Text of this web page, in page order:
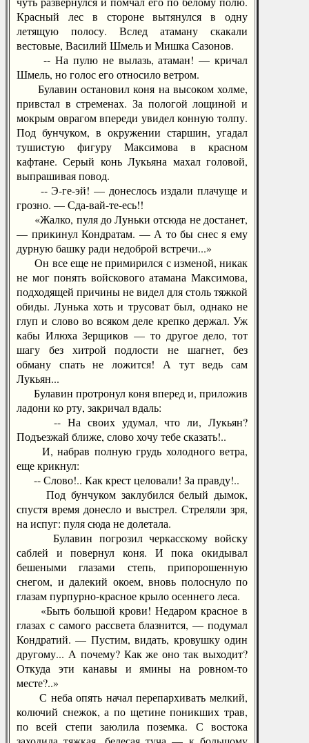
Красный лес в стороне вытянулся в одну
летящую полосу. Вслед атаману скакали
вестовые, Василий Шмель и Мишка Сазонов.
-- На пулю не вылазь, атаман! — кричал
Шмель, но голос его относило ветром.
Булавин остановил коня на высоком холме,
привстал в стременах. За пологой лощиной и
мокрым оврагом впереди увидел конную толпу.
Под бунчуком, в окружении старшин, угадал
тушистую фигуру Максимова в красном
кафтане. Серый конь Лукьяна махал головой,
выпрашивая повод.
-- Э-ге-эй! — донеслось издали плачуще и
грозно. — Сда-вай-те-есь!!
«Жалко, пуля до Луньки отсюда не достанет,
— прикинул Кондратам. — А то бы снес я ему
дурную башку ради недоброй встречи...»
Он все еще не примирился с изменой, никак
не мог понять войскового атамана Максимова,
подходящей причины не видел для столь тяжкой
обиды. Лунька хоть и трусоват был, однако не
глуп и слово во всяком деле крепко держал. Уж
кабы Илюха Зерщиков — то другое дело, тот
шагу без хитрой подлости не шагнет, без
обману спать не ложится! А тут ведь сам
Лукьян...
Булавин протронул коня вперед и, приложив
ладони ко рту, закричал вдаль:
-- На своих удумал, что ли, Лукьян?
Подъезжай ближе, слово хочу тебе сказать!..
И, набрав полную грудь холодного ветра,
еще крикнул:
-- Слово!.. Как крест целовали! За правду!..
Под бунчуком заклубился белый дымок,
спустя время донесло и выстрел. Стреляли зря,
на испуг: пуля сюда не долетала.
Булавин погрозил черкасскому войску
саблей и повернул коня. И пока окидывал
бешеными глазами степь, припорошенную
снегом, и далекий окоем, вновь полоснуло по
глазам пурпурно-красное крыло осеннего леса.
«Быть большой крови! Недаром красное в
глазах с самого рассвета блазнится, — подумал
Кондратий. — Пустим, видать, кровушку один
другому... А почему? Как же оно так выходит?
Откуда эти канавы и ямины на ровном-то
месте?..»
С неба опять начал перепархивать мелкий,
колючий снежок, а по щетине поникших трав,
по всей степи заюлила поземка. С востока